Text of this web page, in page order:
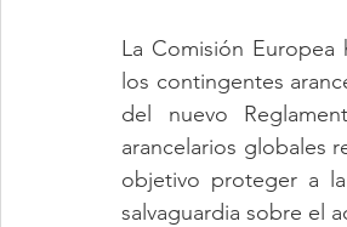
La Comisión
los contingentes
del nuevo
arancelarios globales
objetivo proteger a
salvaguardia sobre el